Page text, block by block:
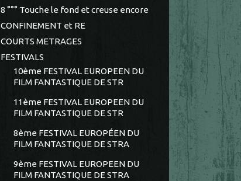
8 °°° Touche le fond et creuse encore
CONFINEMENT et RE
COURTS METRAGES
FESTIVALS
10ème FESTIVAL EUROPEEN DU
FILM FANTASTIQUE DE STR
11ème FESTIVAL EUROPEEN DU
FILM FANTASTIQUE DE STR
8ème FESTIVAL EUROPÉEN DU
FILM FANTASTIQUE DE STRA
9ème FESTIVAL EUROPEEN DU
FILM FANTASTIQUE DE STRA